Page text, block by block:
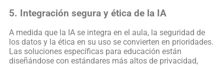
5. Integración segura y ética de la IA
A medida que la IA se integra en el aula, la seguridad de
los datos y la ética en su uso se convierten en prioridades.
Las soluciones específicas para educación están
diseñándose con estándares más altos de privacidad,